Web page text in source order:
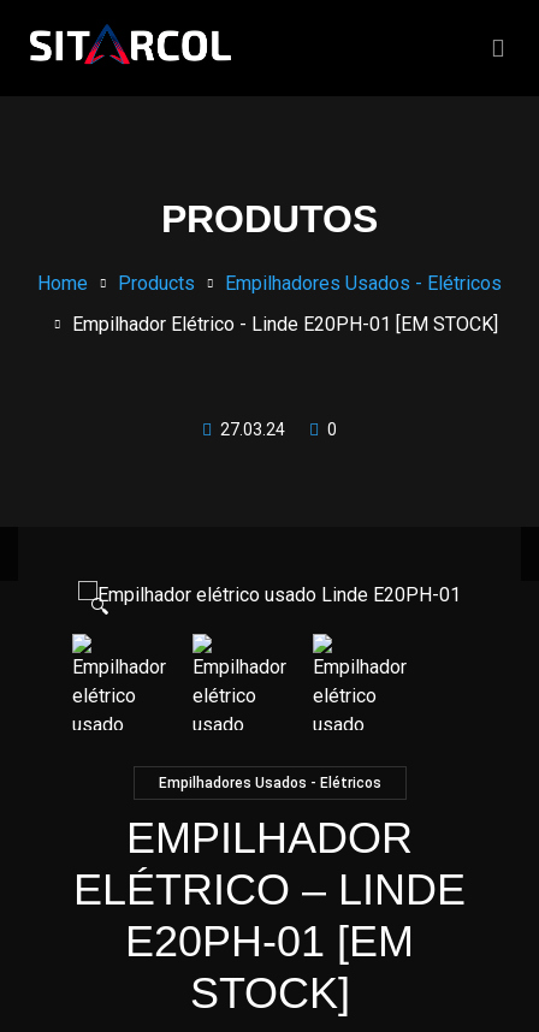
PRODUTOS
Home Products
Empilhadores Usados - Elétricos
Empilhador Elétrico - Linde E20PH-01 [EM STOCK]
27.03.24 0
🔍
Empilhadores Usados - Elétricos
EMPILHADOR
ELÉTRICO – LINDE
E20PH-01 [EM
STOCK]